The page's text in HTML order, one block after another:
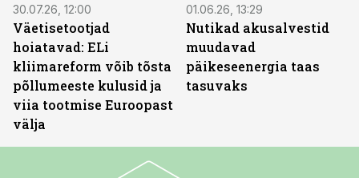
30.07.26, 12:00
Väetisetootjad
hoiatavad: ELi
kliimareform võib tõsta
põllumeeste kulusid ja
viia tootmise Euroopast
välja
01.06.26, 13:29
Nutikad akusalvestid
muudavad
päikeseenergia taas
tasuvaks